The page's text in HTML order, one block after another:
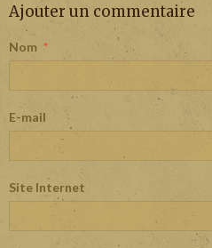
Ajouter un commentaire
Nom
E-mail
Site Internet